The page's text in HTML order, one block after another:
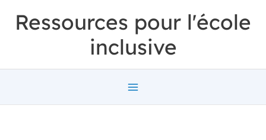
Ressources pour l'école
inclusive